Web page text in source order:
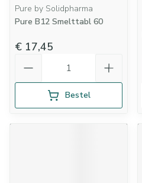
Pure by Solidpharma
Pure B12 Smelttabl 60
€ 17,45
Bestel